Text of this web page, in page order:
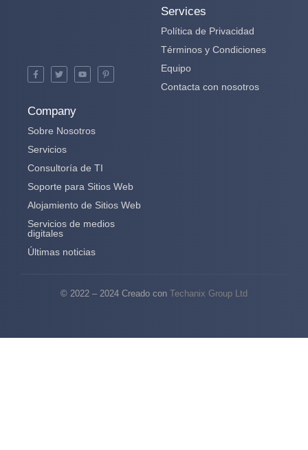
Services
Política de Privacidad
Términos y Condiciones
Equipo
Contacta con nosotros
Company
Sobre Nosotros
Servicios
Consultoría de TI
Soporte para Sitios Web
Alojamiento de Sitios Web
Servicios de medios
digitales
Últimas noticias
© 2022 – 2024 Creado con Techanix Group Ltd